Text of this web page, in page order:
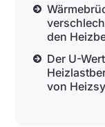
den
Der U-
von